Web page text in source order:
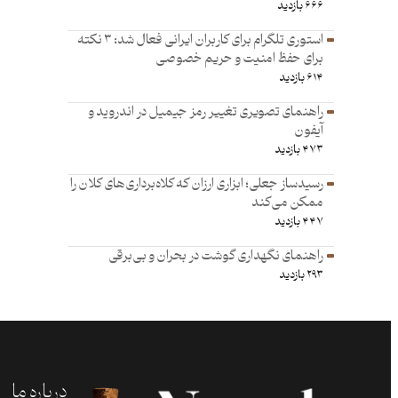
۶۶۶ بازدید
استوری تلگرام برای کاربران ایرانی فعال شد: ۳ نکته
برای حفظ امنیت و حریم خصوصی
۶۱۴ بازدید
راهنمای تصویری تغییر رمز جیمیل در اندروید و
آیفون
۴۷۳ بازدید
رسیدساز جعلی؛ ابزاری ارزان که کلاه‌برداری‌های کلان را
ممکن می‌کند
۴۴۷ بازدید
راهنمای نگهداری گوشت در بحران و بی‌برقی
۲۹۳ بازدید